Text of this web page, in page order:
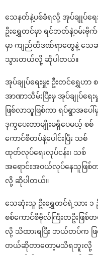
သေနတ်နဲ့ပစ်ခံရလို့ အုပ်ချုပ်ရေး
ဦးရွှေတင်မှာ ရင်ဘတ်နဲ့ဝမ်းဗို
မှာ ကျည်ထိဒဏ်ရာတွေနဲ့ သေ
သွားတယ်လို့ ဆိုပါတယ်။
အုပ်ချုပ်ရေးမှူး ဦးတင်ရွှေဟာ
အာဏာသိမ်းပြီးမှ အုပ်ချုပ်ရေး
ဖြစ်လာသူဖြစ်ကာ ရပ်ရွာအပေါ်
ဒုက္ခပေးတာမျိုးမရှိပေမယ့် စစ်
ကောင်စီတပ်နဲ့ပေါင်းပြီး သစ်
ထုတ်လုပ်ရေးလုပ်ငန်း၊ သစ်
အရောင်းအဝယ်လုပ်နေသူဖြ
လို့ ဆိုပါတယ်။
သေဆုံးသူ ဦးရွှေတင်ရဲ့သား ၁ ဦ
စစ်ကောင်စီဗိုလ်ကြီးတဦးဖြစ်
လို့ သိထားရပြီး ဘယ်တပ်က ဖြ
တယ်ဆိုတာတော့မသိရဘူးလို့